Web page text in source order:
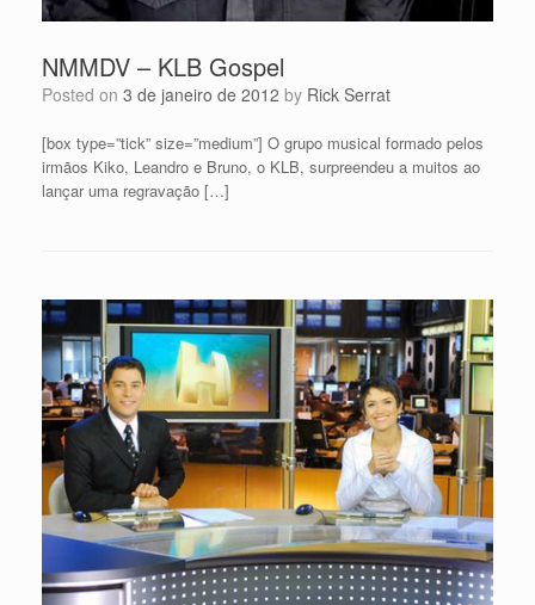
NMMDV – KLB Gospel
Posted on 3 de janeiro de 2012 by Rick Serrat
[box type=”tick” size=”medium”] O grupo musical formado pelos
irmãos Kiko, Leandro e Bruno, o KLB, surpreendeu a muitos ao
lançar uma regravação […]